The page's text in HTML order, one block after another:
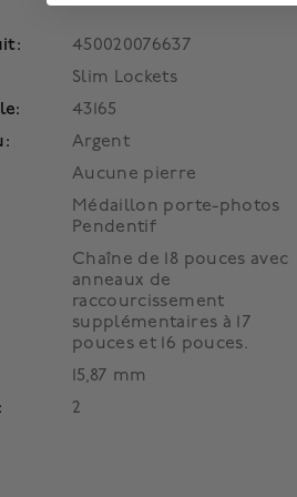
450020076637
Slim Lockets
43165
Argent
Aucune pierre
Médaillon porte-photos
Pendentif
Chaîne de 18 pouces avec
anneaux de
raccourcissement
supplémentaires à 17
pouces et 16 pouces.
15,87 mm
2